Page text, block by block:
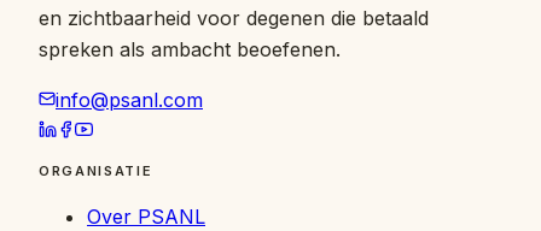
en zichtbaarheid voor degenen die betaald
spreken als ambacht beoefenen.
info@psanl.com
ORGANISATIE
Over PSANL